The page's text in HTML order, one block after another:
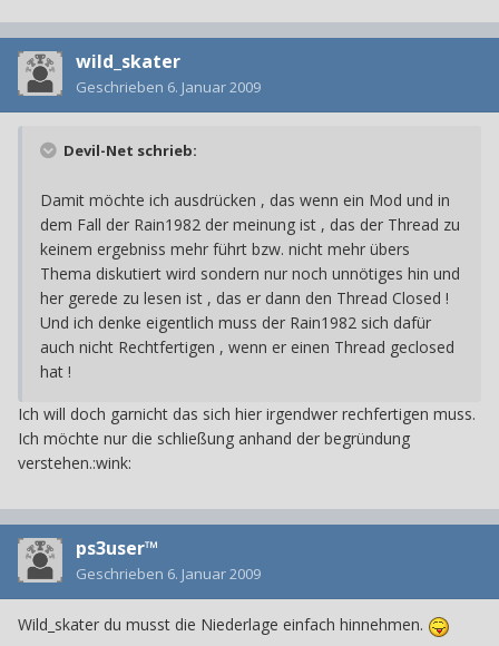
wild_skater
Geschrieben 6. Januar 2009
Devil-Net schrieb:
Damit möchte ich ausdrücken , das wenn ein Mod und in
dem Fall der Rain1982 der meinung ist , das der Thread zu
keinem ergebniss mehr führt bzw. nicht mehr übers
Thema diskutiert wird sondern nur noch unnötiges hin und
her gerede zu lesen ist , das er dann den Thread Closed !
Und ich denke eigentlich muss der Rain1982 sich dafür
auch nicht Rechtfertigen , wenn er einen Thread geclosed
hat !
Ich will doch garnicht das sich hier irgendwer rechfertigen muss.
Ich möchte nur die schließung anhand der begründung
verstehen.:wink:
ps3user™
Geschrieben 6. Januar 2009
Wild_skater du musst die Niederlage einfach hinnehmen.